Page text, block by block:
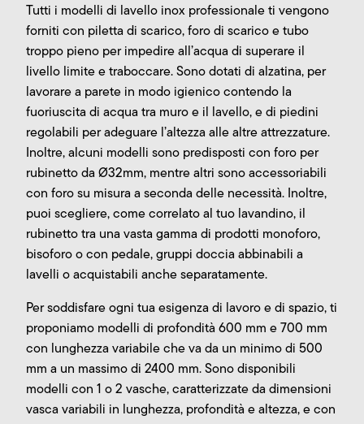
Tutti i modelli di lavello inox professionale ti vengono
forniti con piletta di scarico, foro di scarico e tubo
troppo pieno per impedire all’acqua di superare il
livello limite e traboccare. Sono dotati di alzatina, per
lavorare a parete in modo igienico contendo la
fuoriuscita di acqua tra muro e il lavello, e di piedini
regolabili per adeguare l’altezza alle altre attrezzature.
Inoltre, alcuni modelli sono predisposti con foro per
rubinetto da Ø32mm, mentre altri sono accessoriabili
con foro su misura a seconda delle necessità. Inoltre,
puoi scegliere, come correlato al tuo lavandino, il
rubinetto tra una vasta gamma di prodotti monoforo,
bisoforo o con pedale, gruppi doccia abbinabili a
lavelli o acquistabili anche separatamente.
Per soddisfare ogni tua esigenza di lavoro e di spazio, ti
proponiamo modelli di profondità 600 mm e 700 mm
con lunghezza variabile che va da un minimo di 500
mm a un massimo di 2400 mm. Sono disponibili
modelli con 1 o 2 vasche, caratterizzate da dimensioni
vasca variabili in lunghezza, profondità e altezza, e con